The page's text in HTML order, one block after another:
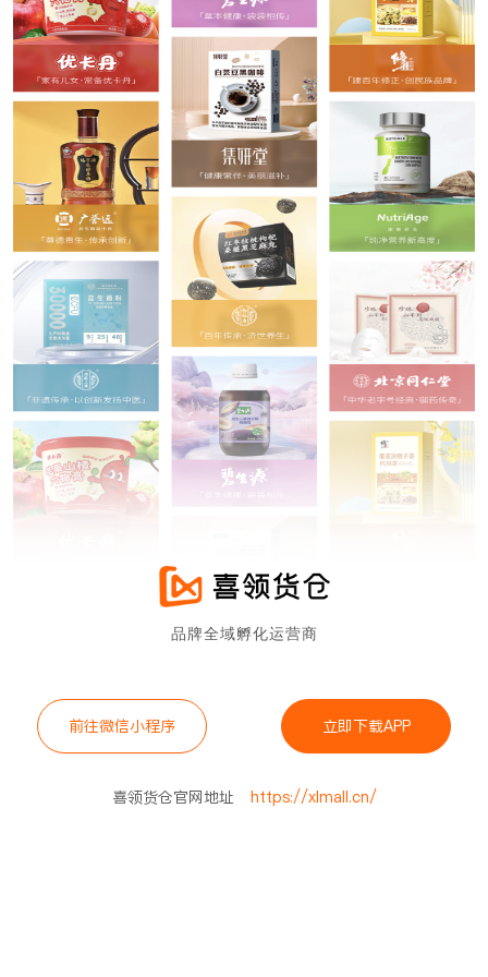
品牌全域孵化运营商
前往微信小程序 立即下载APP
喜领货仓官网地址 https://xlmall.cn/